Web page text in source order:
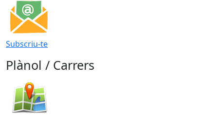
Subscriu-te
Plànol / Carrers